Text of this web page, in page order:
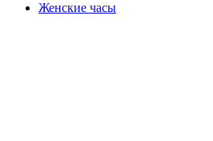
Женские часы